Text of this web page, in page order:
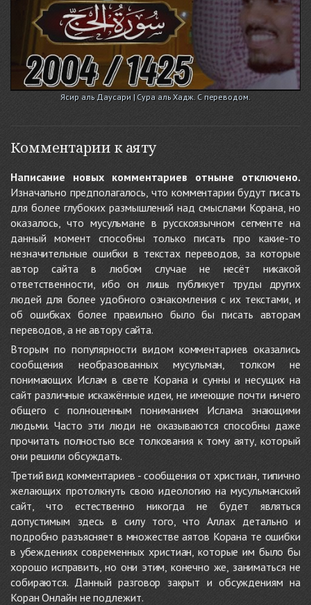
Ясир аль Даусари | Сура аль Хадж. С переводом.
Комментарии к аяту
Написание новых комментариев отныне отключено.
Изначально предполагалось, что комментарии будут писать
для более глубоких размышлений над смыслами Корана, но
оказалось, что мусульмане в русскоязычном сегменте на
данный момент способны только писать про какие-то
незначительные ошибки в текстах переводов, за которые
автор сайта в любом случае не несёт никакой
ответственности, ибо он лишь публикует труды других
людей для более удобного ознакомления с их текстами, и
об ошибках более правильно было бы писать авторам
переводов, а не автору сайта.
Вторым по популярности видом комментариев оказались
сообщения необразованных мусульман, толком не
понимающих Ислам в свете Корана и сунны и несущих на
сайт различные искажённые идеи, не имеющие почти ничего
общего с полноценным пониманием Ислама знающими
людьми. Часто эти люди не оказываются способны даже
прочитать полностью все толкования к тому аяту, который
они решили обсуждать.
Третий вид комментариев - сообщения от христиан, типично
желающих протолкнуть свою идеологию на мусульманский
сайт, что естественно никогда не будет являться
допустимым здесь в силу того, что Аллах детально и
подробно разъясняет в множестве аятов Корана те ошибки
в убеждениях современных христиан, которые им было бы
хорошо исправить, но они этим, конечно же, заниматься не
собираются. Данный разговор закрыт и обсуждениям на
Коран Онлайн не подлежит.